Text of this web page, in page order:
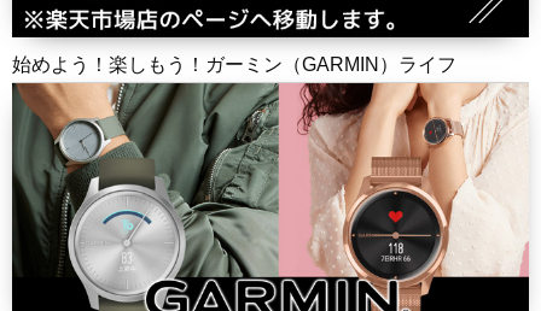
始めよう！楽しもう！ガーミン（GARMIN）ライフ